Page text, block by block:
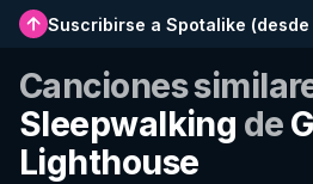
Suscribirse a Spotalike (
Canciones
Sleepwalking de
Lighthouse